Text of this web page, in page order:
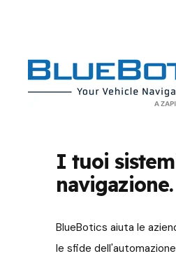
I tuoi
navigazione.
BlueBotics aiuta le
le sfide